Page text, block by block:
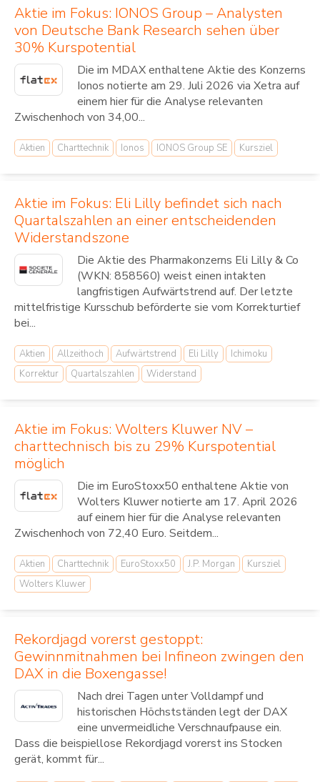
Aktie im Fokus: IONOS Group – Analysten
von Deutsche Bank Research sehen über
30% Kurspotential
Die im MDAX enthaltene Aktie des Konzerns
Ionos notierte am 29. Juli 2026 via Xetra auf
einem hier für die Analyse relevanten
Zwischenhoch von 34,00...
Aktien Charttechnik Ionos IONOS Group SE Kursziel
Aktie im Fokus: Eli Lilly befindet sich nach
Quartalszahlen an einer entscheidenden
Widerstandszone
Die Aktie des Pharmakonzerns Eli Lilly & Co
(WKN: 858560) weist einen intakten
langfristigen Aufwärtstrend auf. Der letzte
mittelfristige Kursschub beförderte sie vom Korrekturtief
bei...
Aktien Allzeithoch Aufwärtstrend Eli Lilly
Ichimoku
Korrektur
Quartalszahlen Widerstand
Aktie im Fokus: Wolters Kluwer NV –
charttechnisch bis zu 29% Kurspotential
möglich
Die im EuroStoxx50 enthaltene Aktie von
Wolters Kluwer notierte am 17. April 2026
auf einem hier für die Analyse relevanten
Zwischenhoch von 72,40 Euro. Seitdem...
Aktien Charttechnik EuroStoxx50 J.P. Morgan
Kursziel
Wolters Kluwer
Rekordjagd vorerst gestoppt:
Gewinnmitnahmen bei Infineon zwingen den
DAX in die Boxengasse!
Nach drei Tagen unter Volldampf und
historischen Höchstständen legt der DAX
eine unvermeidliche Verschnaufpause ein.
Dass die beispiellose Rekordjagd vorerst ins Stocken
gerät, kommt für...